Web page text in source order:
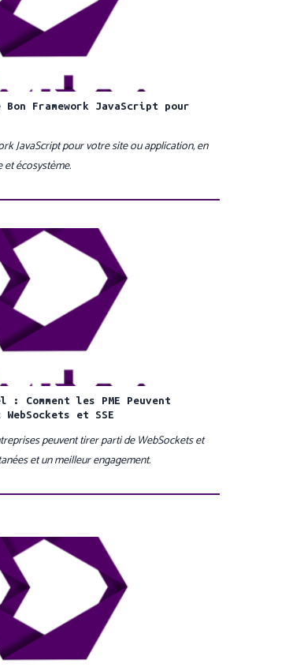
Framework JavaScript pour
JavaScript pour votre site ou application, en
et écosystème.
: Comment les PME Peuvent
et SSE
peuvent tirer parti de WebSockets et
et un meilleur engagement.